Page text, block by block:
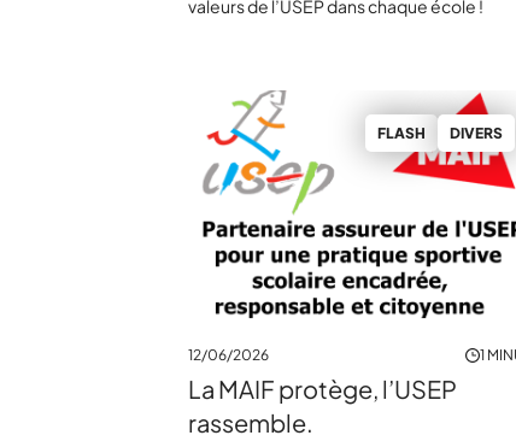
valeurs de l’USEP dans chaque école !
FLASH DIVERS
12/06/2026 1
La MAIF protège, l’USEP
rassemble.